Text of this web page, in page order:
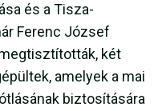
és a Tisza-
Ferenc József
két
amelyek a mai
biztosítására